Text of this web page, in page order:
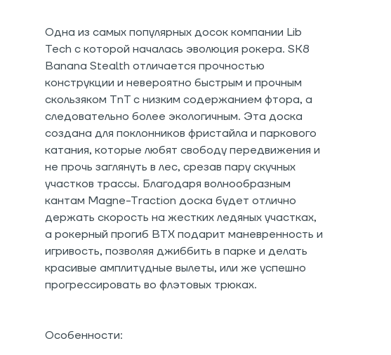
Одна из самых популярных досок компании Lib
Tech с которой началась эволюция рокера. SK8
Banana Stealth отличается прочностью
конструкции и невероятно быстрым и прочным
скользяком TnT с низким содержанием фтора, а
следовательно более экологичным. Эта доска
создана для поклонников фристайла и паркового
катания, которые любят свободу передвижения и
не прочь заглянуть в лес, срезав пару скучных
участков трассы. Благодаря волнообразным
кантам Magne-Traction доска будет отлично
держать скорость на жестких ледяных участках,
а рокерный прогиб BTX подарит маневренность и
игривость, позволяя джиббить в парке и делать
красивые амплитудные вылеты, или же успешно
прогрессировать во флэтовых трюках.
Особенности: